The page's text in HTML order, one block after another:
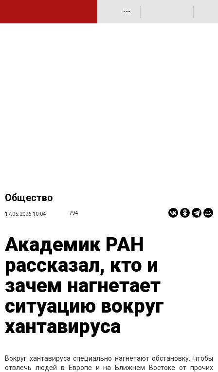
•••
Общество
17.05.2026 10:04 794
Академик РАН
рассказал, кто и
зачем нагнетает
ситуацию вокруг
хантавируса
Вокруг хантавируса специально нагнетают обстановку, чтобы
отвлечь людей в Европе и на Ближнем Востоке от прочих